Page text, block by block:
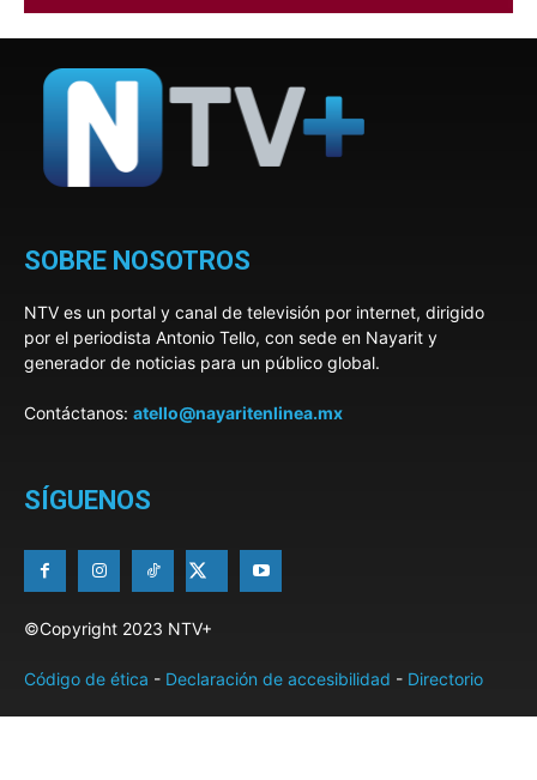
SOBRE NOSOTROS
NTV es un portal y canal de televisión por internet, dirigido
por el periodista Antonio Tello, con sede en Nayarit y
generador de noticias para un público global.
Contáctanos: atello@nayaritenlinea.mx
SÍGUENOS
©Copyright 2023 NTV+
Código de ética - Declaración de accesibilidad - Directorio